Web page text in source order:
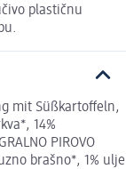
plastičnu
mit Süßkartoffeln,
14%
PIROVO
brašno*, 1% ulje